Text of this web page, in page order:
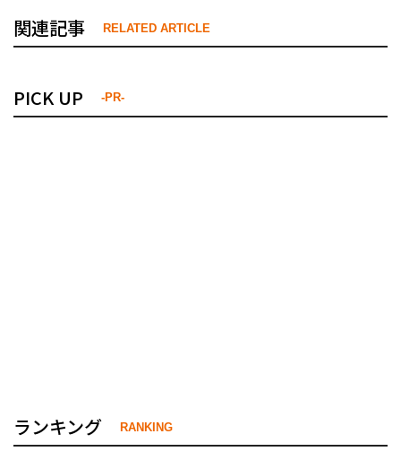
関連記事 RELATED ARTICLE
PICK UP -PR-
ランキング RANKING